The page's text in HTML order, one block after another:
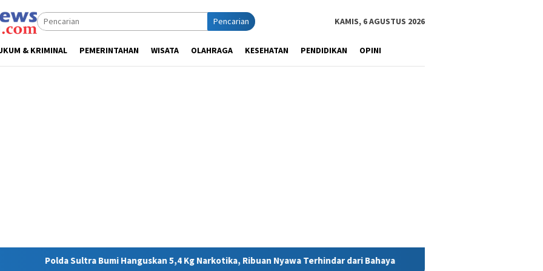
Pencarian KAMIS, 6 AGUSTUS 2026
& KRIMINAL PEMERINTAHAN WISATA OLAHRAGA KESEHATAN PENDIDIKAN OPINI
Hanguskan 5,4 Kg Narkotika, Ribuan Nyawa Terhindar dari Bahaya MIND ID Tegaskan Dukungan Penuh Bagi PT Vale